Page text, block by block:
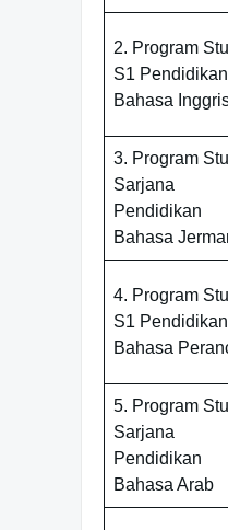
2. Program
S1 Pendidikan
Bahasa
3. Program
Sarjana
Pendidikan
Bahasa
4. Program
S1 Pendidikan
Bahasa
5. Program
Sarjana
Pendidikan
Bahasa Arab